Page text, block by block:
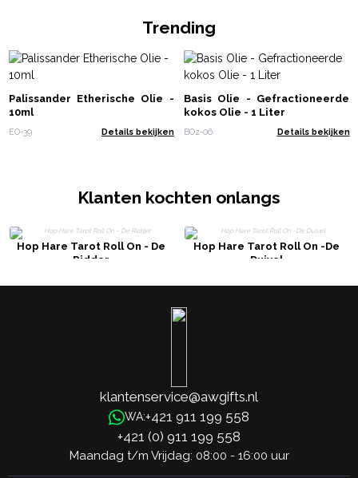
Trending
Palissander Etherische Olie -
10ml
EO-39 Details bekijken
Basis Olie - Gefractioneerde
kokos Olie - 1 Liter
BOz-06 Details bekijken
Klanten kochten onlangs
Hop Hare Tarot Roll On - De
Ridder
Hop Hare Tarot Roll On -De
Duivel
klantenservice@awgifts.nl
WA:+421 911 199 558
+421 (0) 911 199 558
Maandag t/m Vrijdag: 08:00 - 16:00 uur